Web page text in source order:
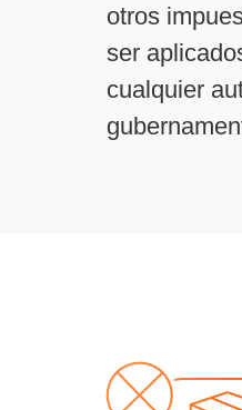
otros
ser
cualquier